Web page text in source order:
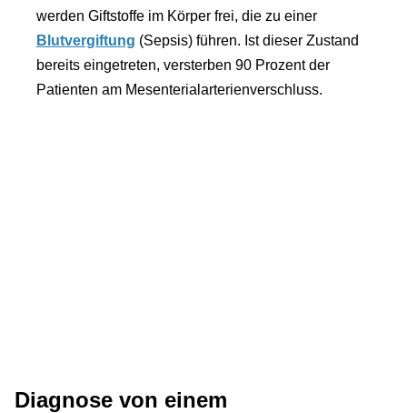
werden Giftstoffe im Körper frei, die zu einer
Blutvergiftung (Sepsis) führen. Ist dieser Zustand
bereits eingetreten, versterben 90 Prozent der
Patienten am Mesenterialarterienverschluss.
Diagnose von einem